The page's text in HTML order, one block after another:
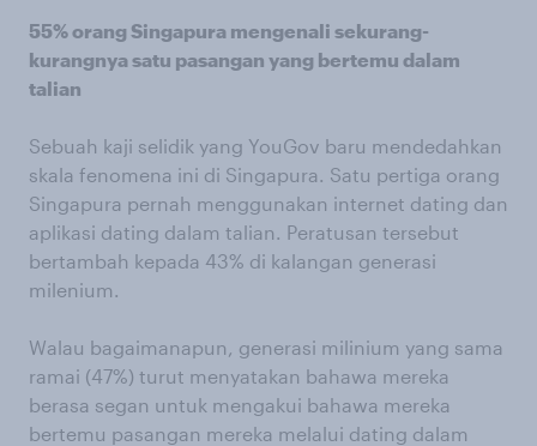
55% orang Singapura mengenali sekurang-
kurangnya satu pasangan yang bertemu dalam
talian
Sebuah kaji selidik yang YouGov baru mendedahkan
skala fenomena ini di Singapura. Satu pertiga orang
Singapura pernah menggunakan internet dating dan
aplikasi dating dalam talian. Peratusan tersebut
bertambah kepada 43% di kalangan generasi
milenium.
Walau bagaimanapun, generasi milinium yang sama
ramai (47%) turut menyatakan bahawa mereka
berasa segan untuk mengakui bahawa mereka
bertemu pasangan mereka melalui dating dalam